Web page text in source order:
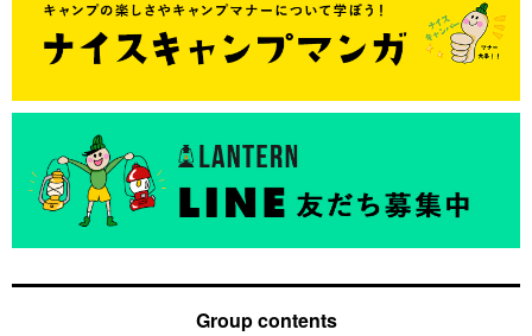
Group contents